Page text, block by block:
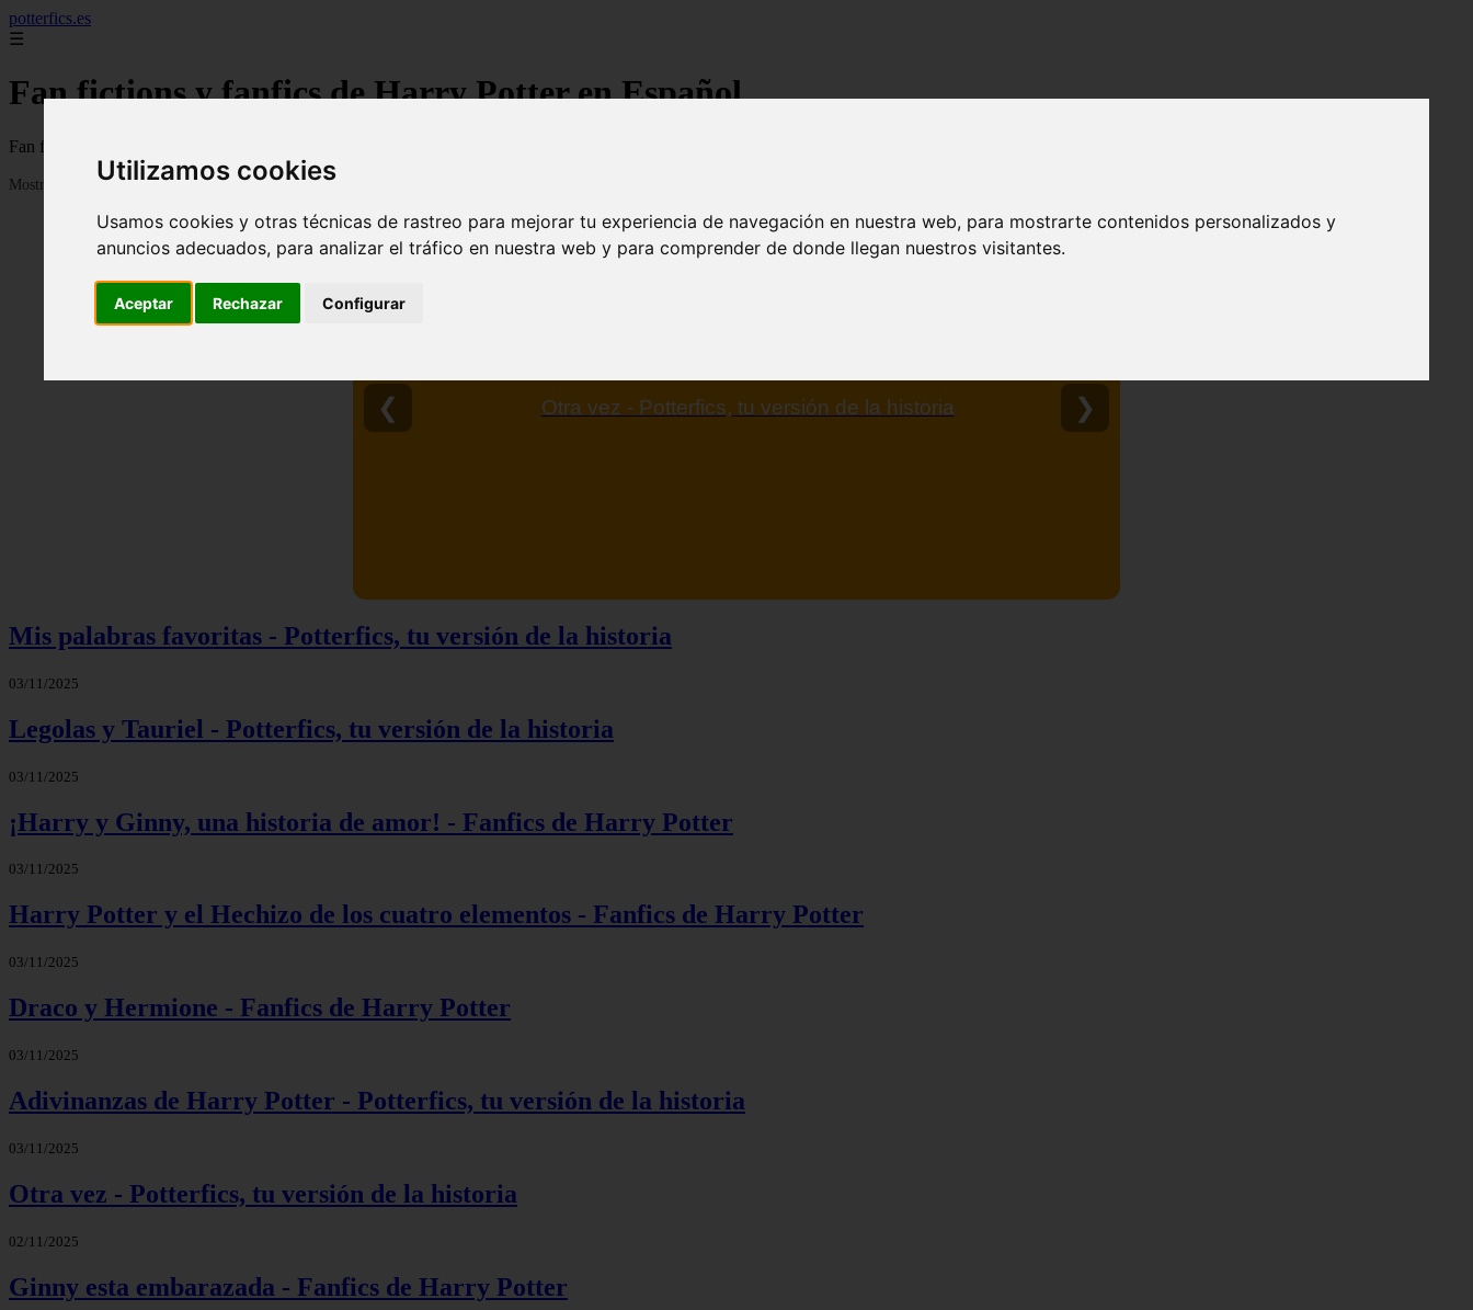
Utilizamos cookies
Usamos cookies y otras técnicas de rastreo para mejorar tu experiencia de navegación en nuestra web, para mostrarte contenidos personalizados y
anuncios adecuados, para analizar el tráfico en nuestra web y para comprender de donde llegan nuestros visitantes.
Aceptar Rechazar Configurar
potterfics.es
☰
Fan fictions y fanfics de Harry Potter en Español
Fan fictions y fanfics de Harry Potter en Español
Mostrando 1 - 24 de 3915 artículos
Otra vez - Potterfics, tu versión de la historia
❮ ❯
Mis palabras favoritas - Potterfics, tu versión de la historia
03/11/2025
Legolas y Tauriel - Potterfics, tu versión de la historia
03/11/2025
¡Harry y Ginny, una historia de amor! - Fanfics de Harry Potter
03/11/2025
Harry Potter y el Hechizo de los cuatro elementos - Fanfics de Harry Potter
03/11/2025
Draco y Hermione - Fanfics de Harry Potter
03/11/2025
Adivinanzas de Harry Potter - Potterfics, tu versión de la historia
03/11/2025
Otra vez - Potterfics, tu versión de la historia
02/11/2025
Ginny esta embarazada - Fanfics de Harry Potter